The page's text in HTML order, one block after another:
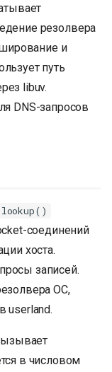
резолвера
и
путь
libuv.
DNS-запросов
соединений
хоста.
записей.
ОС,
userland.
в числовом